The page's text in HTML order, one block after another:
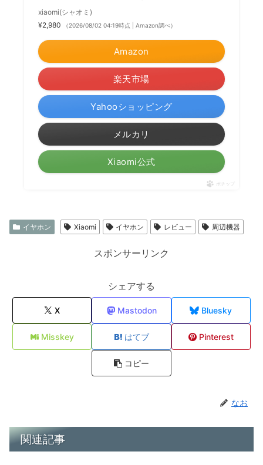
xiaomi(シャオミ)
¥2,980
（2026/08/02 04:19時点 | Amazon調べ）
Amazon
楽天市場
Yahooショッピング
メルカリ
Xiaomi公式
ポチップ
イヤホン Xiaomi イヤホン レビュー 周辺機器
スポンサーリンク
シェアする
X Mastodon Bluesky
Misskey はてブ Pinterest
コピー
なお
関連記事